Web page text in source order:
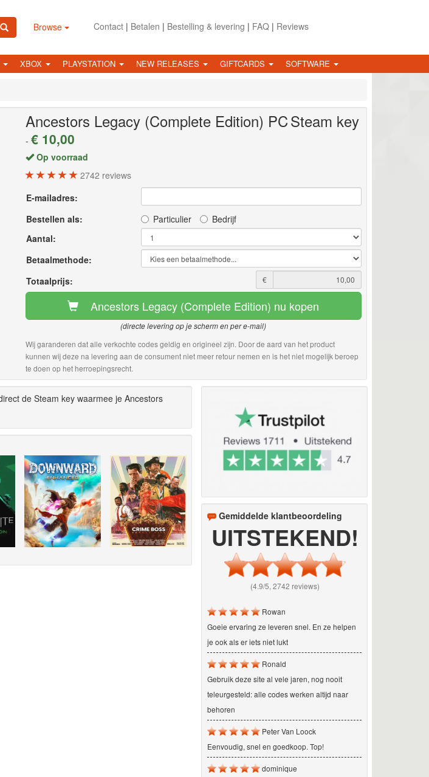
Browse Contact| Betalen | Bestelling & levering | FAQ| Reviews
XBOX PLAYSTATION NEW RELEASES GIFTCARDS SOFTWARE
Ancestors Legacy (Complete Edition) PCSteam key
- € 10,00
Op voorraad
2742 reviews
E-mailadres:
Bestellen als:
Particulier
Bedrijf
Aantal:
Betaalmethode:
Totaalprijs:
€
Ancestors Legacy (Complete Edition) nu kopen
(directe levering op je scherm en per e-mail)
Wij garanderen dat alle verkochte codes geldig en origineel zijn. Door de aard van het product
kunnen wij deze na levering aan de consument niet meer retour nemen en is het niet mogelijk beroep
te doen op het herroepingsrecht.
de Steam key waarmee je Ancestors
Gemiddelde klantbeoordeling
UITSTEKEND!
(4.9/5, 2742 reviews)
Rowan
Goeie ervaring ze leveren snel. En ze helpen
je ook als er iets niet lukt
Ronald
Gebruik deze site al vele jaren, nog nooit
teleurgesteld: alle codes werken altijd naar
behoren
Peter Van Loock
Eenvoudig, snel en goedkoop. Top!
dominique